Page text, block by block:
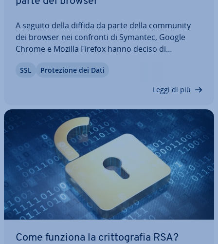
A seguito della diffida da parte della community
dei browser nei confronti di Symantec, Google
Chrome e Mozilla Firefox hanno deciso di
SSL ri­la­scia­to da Symantec prima del 1° dicembre
SSL Pro­te­zio­ne dei Dati
Leggi di più
Come funziona la crit­to­gra­fia RSA?